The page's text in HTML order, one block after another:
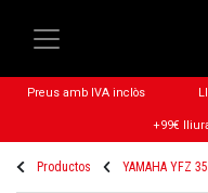
Preus amb IVA inclòs
+99€
Productos YAMAHA YFZ